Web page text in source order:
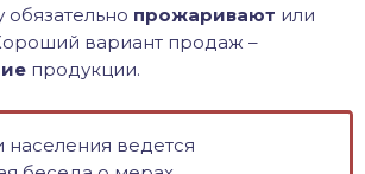
прожаривают или
вариант продаж –
продукции.
населения ведется